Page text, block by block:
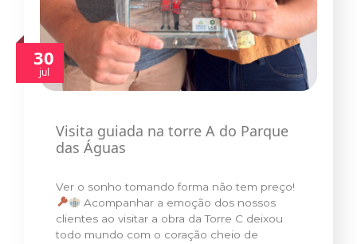
30
jul
Visita guiada na torre A do Parque
das Águas
Ver o sonho tomando forma não tem preço!
Acompanhar a emoção dos nossos
clientes ao visitar a obra da Torre C deixou
todo mundo com o coração cheio de